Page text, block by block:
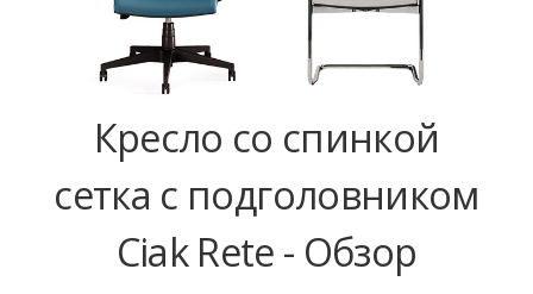
Кресло со спинкой
сетка с подголовником
Ciak Rete - Обзор